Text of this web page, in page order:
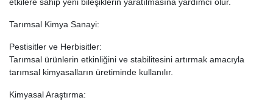
Tarımsal Kimya Sanayi:
Pestisitler ve Herbisitler:
Tarımsal ürünlerin etkinliğini ve stabilitesini artırmak amacıyla
tarımsal kimyasalların üretiminde kullanılır.
Kimyasal Araştırma: